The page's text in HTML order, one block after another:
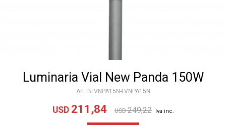
Luminaria Vial New Panda 150W
BLVNPA15N-LVNPA15N
USD 211,84 USD 249,22